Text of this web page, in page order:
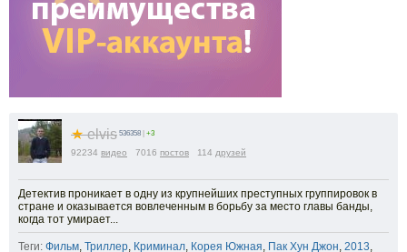
★elvis 536358 | +3
92234 видео 7016 постов 114 друзей
Детектив проникает в одну из крупнейших преступных группировок в
стране и оказывается вовлеченным в борьбу за место главы банды,
когда тот умирает...
Теги: Фильм Триллер Криминал Корея Южная Пак Хун Джон 2013